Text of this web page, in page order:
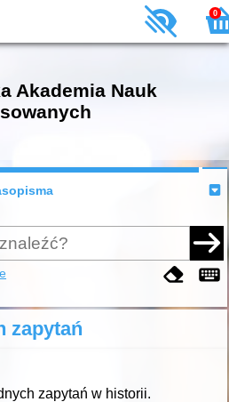
0
Akademia Nauk
zapytań
zapytań w historii.